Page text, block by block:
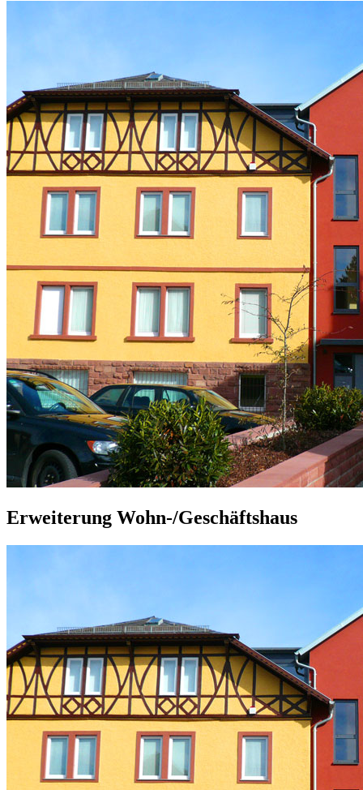
Erweiterung Wohn-/Geschäftshaus